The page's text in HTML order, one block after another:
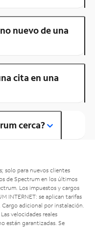
nuevo de una
cita en una
cerca?
solo para nuevos clientes
de Spectrum en los últimos
Los impuestos y cargos
INTERNET: se aplican tarifas
adicional por instalación.
velocidades reales
están garantizadas. Se